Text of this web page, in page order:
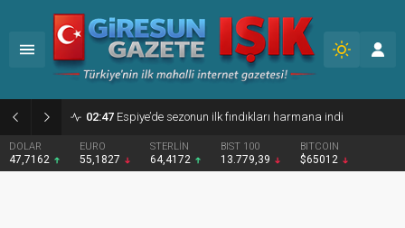
02:47 Espiye’de sezonun ilk fındıkları harmana indi
DOLAR
47,7162
EURO
55,1827
STERLİN
64,4172
BIST 100
13.779,39
BITCOIN
$65012